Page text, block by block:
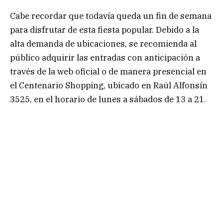
Cabe recordar que todavía queda un fin de semana
para disfrutar de esta fiesta popular. Debido a la
alta demanda de ubicaciones, se recomienda al
público adquirir las entradas con anticipación a
través de la web oficial o de manera presencial en
el Centenario Shopping, ubicado en Raúl Alfonsín
3525, en el horario de lunes a sábados de 13 a 21.